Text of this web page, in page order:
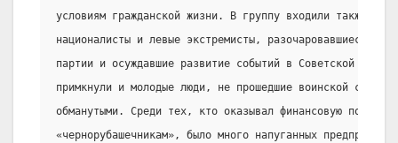
условиям гражданской жизни. В группу входили также
националисты и левые экстремисты, разочаровавшиеся в
партии и осуждавшие развитие событий в Советской
примкнули и молодые люди, не прошедшие воинской службы
обманутыми. Среди тех, кто оказывал финансовую
«чернорубашечникам», было много напуганных